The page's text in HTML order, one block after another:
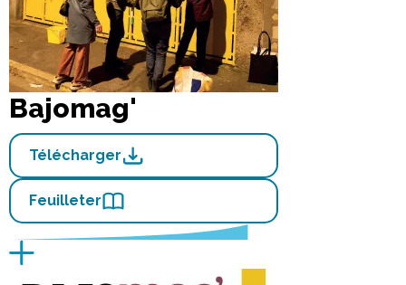
Bajomag'
Télécharger
Feuilleter